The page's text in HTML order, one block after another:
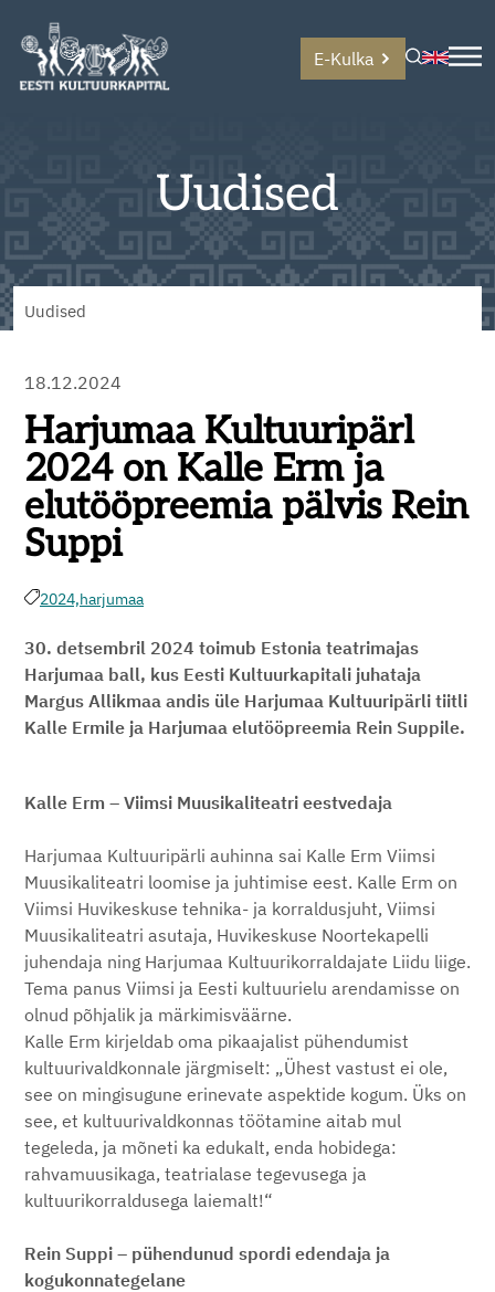
E-Kulka
Uudised
Uudised
18.12.2024
Harjumaa Kultuuripärl
2024 on Kalle Erm ja
elutööpreemia pälvis Rein
Suppi
2024,harjumaa
30. detsembril 2024 toimub Estonia teatrimajas
Harjumaa ball, kus Eesti Kultuurkapitali juhataja
Margus Allikmaa andis üle Harjumaa Kultuuripärli tiitli
Kalle Ermile ja Harjumaa elutööpreemia Rein Suppile.
Kalle Erm – Viimsi Muusikaliteatri eestvedaja
Harjumaa Kultuuripärli auhinna sai Kalle Erm Viimsi
Muusikaliteatri loomise ja juhtimise eest. Kalle Erm on
Viimsi Huvikeskuse tehnika- ja korraldusjuht, Viimsi
Muusikaliteatri asutaja, Huvikeskuse Noortekapelli
juhendaja ning Harjumaa Kultuurikorraldajate Liidu liige.
Tema panus Viimsi ja Eesti kultuurielu arendamisse on
olnud põhjalik ja märkimisväärne.
Kalle Erm kirjeldab oma pikaajalist pühendumist
kultuurivaldkonnale järgmiselt: „Ühest vastust ei ole,
see on mingisugune erinevate aspektide kogum. Üks on
see, et kultuurivaldkonnas töötamine aitab mul
tegeleda, ja mõneti ka edukalt, enda hobidega:
rahvamuusikaga, teatrialase tegevusega ja
kultuurikorraldusega laiemalt!“
Rein Suppi – pühendunud spordi edendaja ja
kogukonnategelane